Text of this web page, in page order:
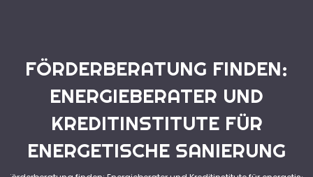
FÖRDERBERATUNG FINDEN:
ENERGIEBERATER UND
KREDITINSTITUTE FÜR
ENERGETISCHE SANIERUNG